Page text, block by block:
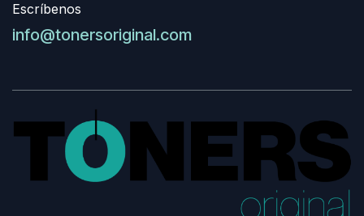
Escríbenos
info@tonersoriginal.com